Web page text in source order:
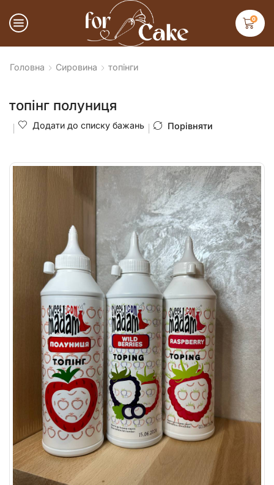
0
Головна Сировина топінги
топінг полуниця
Додати до списку бажань Порівняти